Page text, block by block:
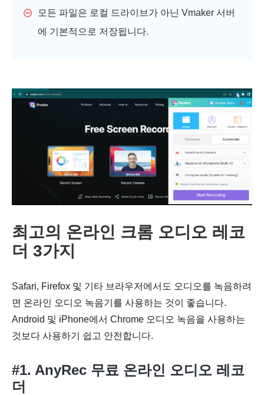
모든 파일은 로컬 드라이브가 아닌 Vmaker 서버
에 기본적으로 저장됩니다.
최고의 온라인 크롬 오디오 레코
더 3가지
Safari, Firefox 및 기타 브라우저에서도 오디오를 녹음하려
면 온라인 오디오 녹음기를 사용하는 것이 좋습니다.
Android 및 iPhone에서 Chrome 오디오 녹음을 사용하는
것보다 사용하기 쉽고 안전합니다.
#1. AnyRec 무료 온라인 오디오 레코
더